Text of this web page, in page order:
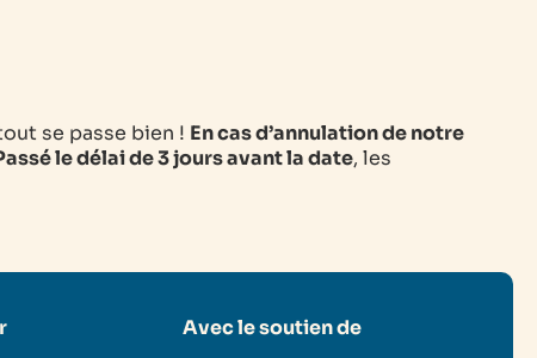
se passe bien ! En cas d’annulation de notre
le délai de 3 jours avant la date, les
Avec le soutien de